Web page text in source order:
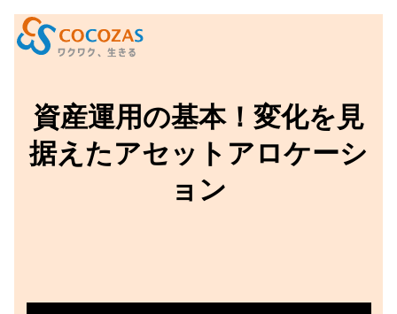
資産運用の基本！変化を見
据えたアセットアロケーシ
ョン